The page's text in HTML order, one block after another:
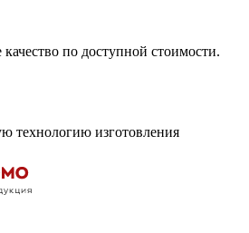
по доступной стоимости.
технологию изготовления